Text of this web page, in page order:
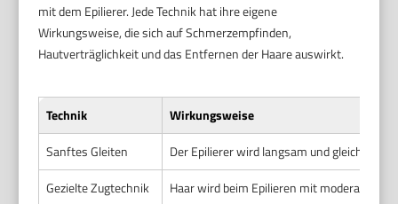
mit dem Epilierer. Jede Technik hat ihre eigene
Wirkungsweise, die sich auf Schmerzempfinden,
Hautverträglichkeit und das Entfernen der Haare auswirkt.
Technik
Wirkungsweise
Sanftes Gleiten
Der Epilierer wird langsam und
Gezielte Zugtechnik
Haar wird beim Epilieren mit moderatem